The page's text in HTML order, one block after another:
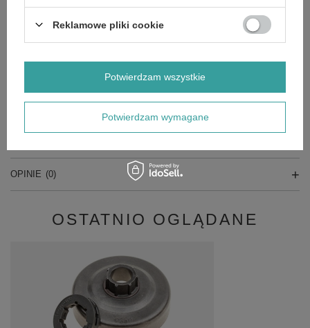
Poulan: 255, 295, 2500, 2600, 2750, 2775, 2900, 3050, 4620AV,
P600.
OPINIE (0)
OSTATNIO OGLĄDANE
Reklamowe pliki cookie
Potwierdzam wymagane
Potwierdzam wszystkie